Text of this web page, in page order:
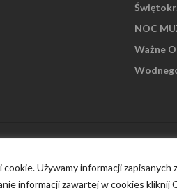
Używamy informacji
informacji zawartej w cookies
NOC
Ważne